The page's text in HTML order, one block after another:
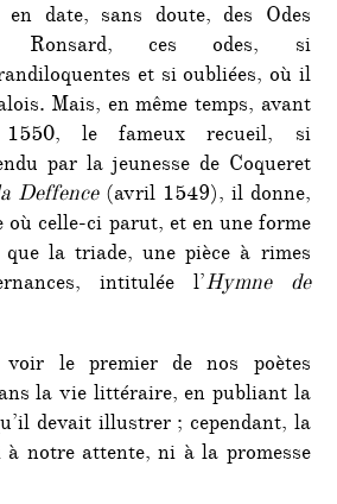
en date, sans doute, des Odes
Ronsard, ces odes, si
et si oubliées, où il
Mais, en même temps, avant
le fameux recueil, si
par la jeunesse de Coqueret
Deffence(avril 1549), il donne,
où celle-ci parut, et en une forme
que la triade, une pièce à rimes
intitulée l’Hymne de
le premier de nos poètes
la vie littéraire, en publiant la
devait illustrer ; cependant, la
à notre attente, ni à la promesse